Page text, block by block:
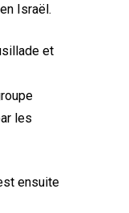
Israël.
et
les
ensuite